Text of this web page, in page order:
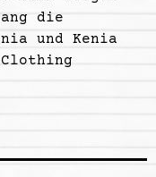
die
und Kenia